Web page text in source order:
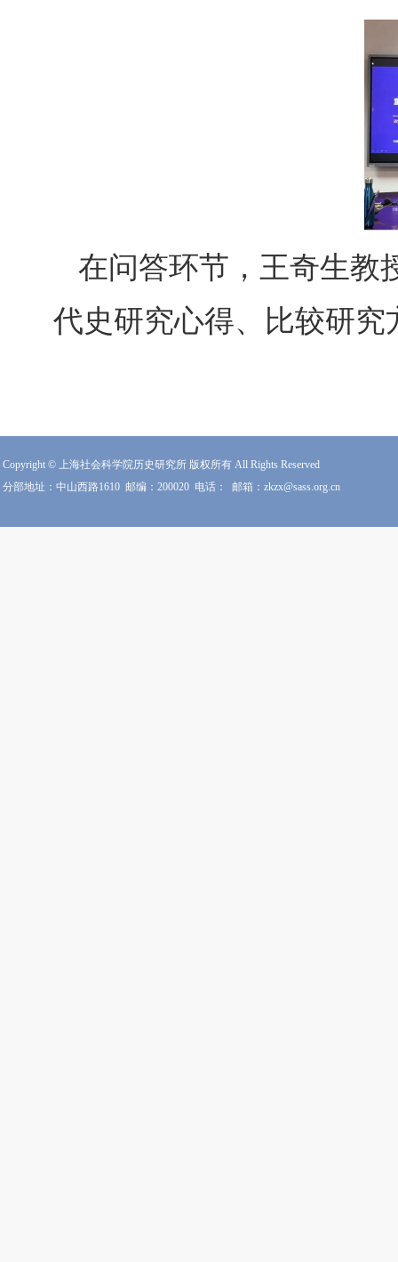
在问答环节，王奇生教
代史研究心得、比较研
Copyright © 上海社会科学院历史研究所 版权所有 All Rights Reserved
分部地址：中山西路1610 邮编：200020 电话： 邮箱：zkzx@sass.org.cn